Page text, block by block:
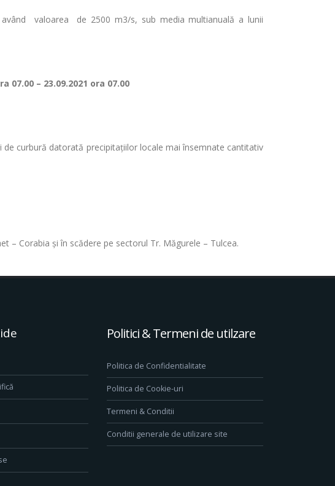
valoarea de 2500 m3/s, sub media multianuală a lunii
– 23.09.2021 ora 07.00
curbură datorată precipitațiilor locale mai însemnate cantitativ
– Corabia şi în scădere pe sectorul Tr. Măgurele – Tulcea.
Politici & Termeni de utilzare
Politica de Confidentialitate
Politica de Cookie-uri
Termeni & Conditii
Conditii generale de utilizare site